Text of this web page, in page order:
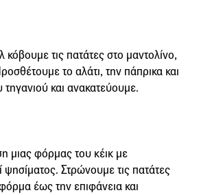
κόβουμε τις πατάτες στο μαντολίνο,
το αλάτι, την πάπρικα και
τηγανιού και ανακατεύουμε.
μιας φόρμας του κέικ με
ψησίματος. Στρώνουμε τις πατάτες
έως την επιφάνεια και